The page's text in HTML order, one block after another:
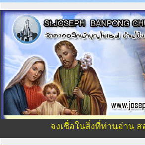
จงเชื่อในสิ่งที่ท่านอ่าน